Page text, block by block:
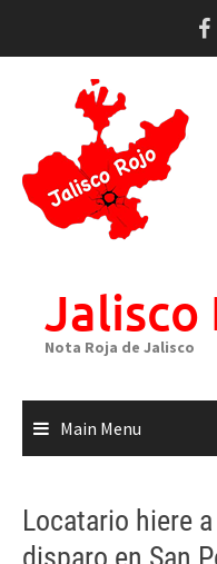
Jalisco
Nota Roja de Jalisco
Main Menu
Locatario hiere
disparo en San